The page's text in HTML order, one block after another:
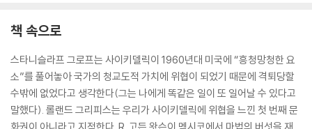
책 속으로
스타니슬라프 그로프는 사이키델릭이 1960년대 미국에 “흥청망청한 요
소”를 풀어놓아 국가의 청교도적 가치에 위협이 되었기 때문에 격퇴당할
수밖에 없었다고 생각한다(그는 나에게 똑같은 일이 또 일어날 수 있다고
말했다). 롤랜드 그리피스는 우리가 사이키델릭에 위협을 느낀 첫 번째 문
화권이 아니라고 지적한다. R. 고든 왓슨이 멕시코에서 마법의 버섯을 재